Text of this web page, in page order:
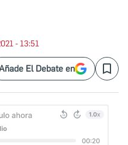
- 13:51
El Debate en Save